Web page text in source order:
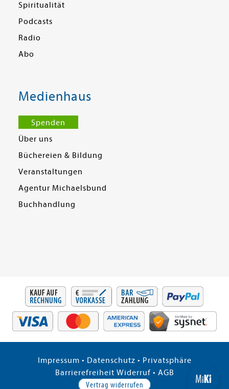
Spiritualität
Podcasts
Radio
Abo
Medienhaus
Spenden
Über uns
Büchereien & Bildung
Veranstaltungen
Agentur Michaelsbund
Buchhandlung
Impressum • Datenschutz • Privatsphäre
Barrierefreiheit Widerruf• AGB
Vertrag widerrufen